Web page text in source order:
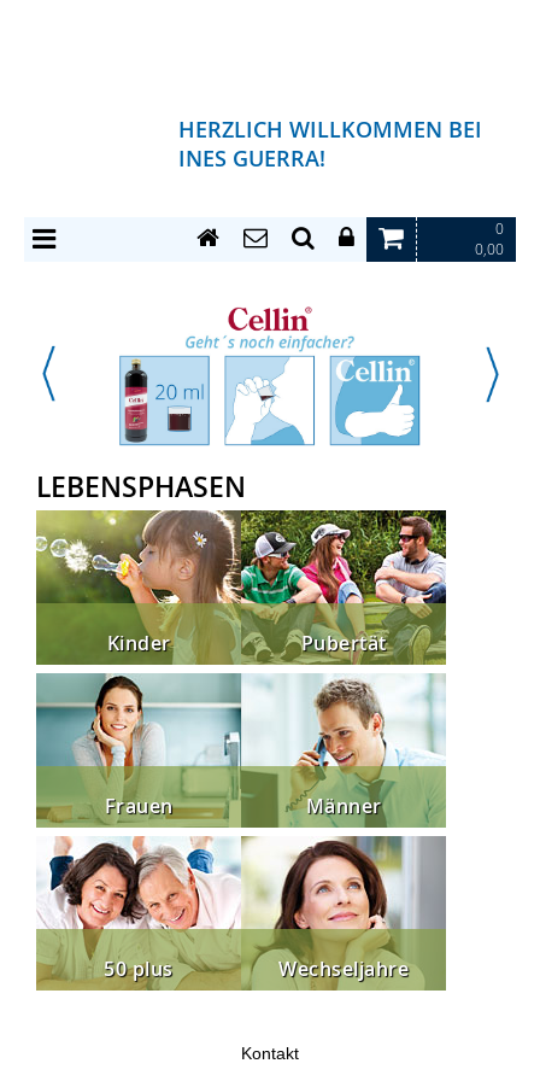
HERZLICH WILLKOMMEN BEI
INES GUERRA!
0
0,00
LEBENSPHASEN
Kinder Pubertät
Frauen Männer
50 plus Wechseljahre
Kontakt